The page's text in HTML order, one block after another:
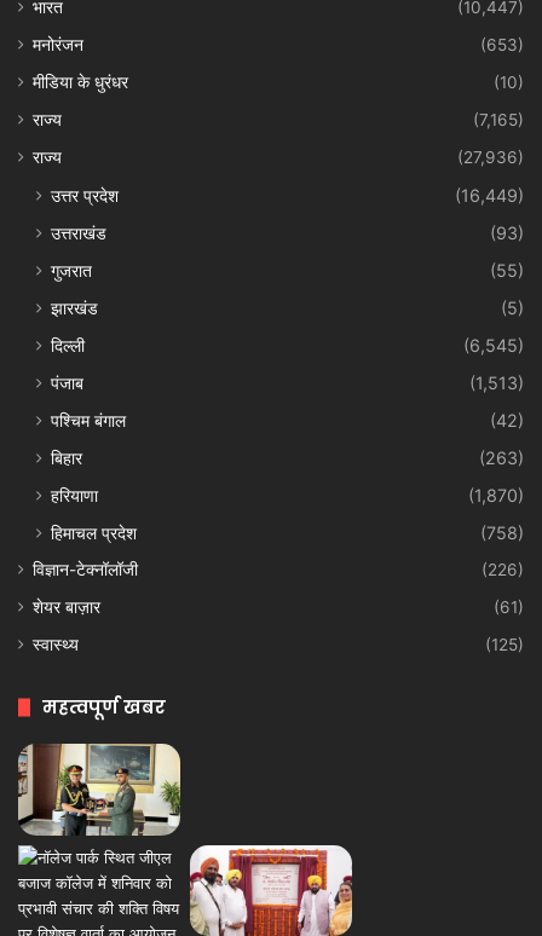
भारत
(10,447)
मनोरंजन
(653)
मीडिया के धुरंधर
(10)
राज्य
(7,165)
राज्य
(27,936)
उत्तर प्रदेश
(16,449)
उत्तराखंड
(93)
गुजरात
(55)
झारखंड
(5)
दिल्ली
(6,545)
पंजाब
(1,513)
पश्चिम बंगाल
(42)
बिहार
(263)
हरियाणा
(1,870)
हिमाचल प्रदेश
(758)
विज्ञान-टेक्नॉलॉजी
(226)
शेयर बाज़ार
(61)
स्वास्थ्य
(125)
महत्वपूर्ण खबर